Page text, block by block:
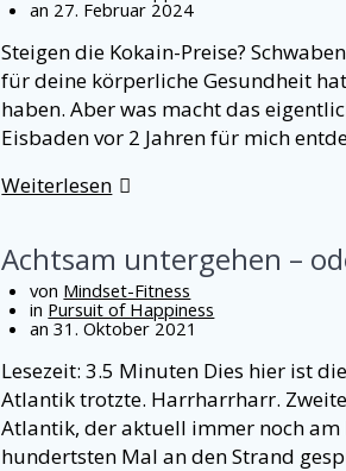
an 27. Februar 2024
Steigen die Kokain-Preise?
für deine körperliche Gesundheit
haben. Aber was macht das
Eisbaden vor 2 Jahren für mich
Weiterlesen
Achtsam untergehen –
von Mindset-Fitness
in Pursuit of Happiness
an 31. Oktober 2021
Lesezeit: 3.5 Minuten Dies hier ist
Atlantik trotzte. Harrharrharr.
Atlantik, der aktuell immer noch am
hundertsten Mal an den Strand